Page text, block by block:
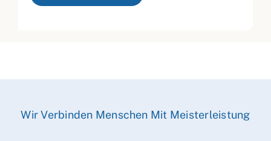
Wir Verbinden Menschen Mit Meisterleistung